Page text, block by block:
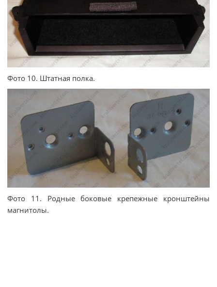
Фото 10. Штатная полка.
Фото 11. Родные боковые крепежные кронштейны
магнитолы.